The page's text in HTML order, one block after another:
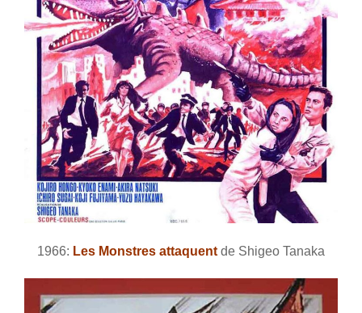
1966: Les Monstres attaquent de Shigeo Tanaka